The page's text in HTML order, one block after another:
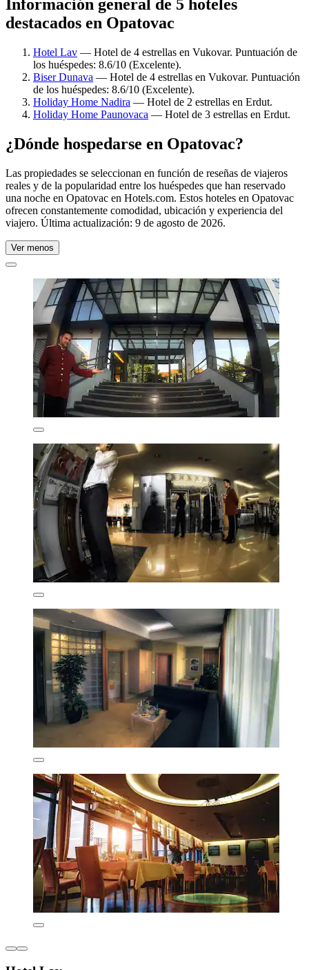
Información general de 5 hoteles
destacados en Opatovac
Hotel Lav — Hotel de 4 estrellas en Vukovar. Puntuación de
los huéspedes: 8.6/10 (Excelente).
Biser Dunava — Hotel de 4 estrellas en Vukovar. Puntuación
de los huéspedes: 8.6/10 (Excelente).
Holiday Home Nadira — Hotel de 2 estrellas en Erdut.
Holiday Home Paunovaca — Hotel de 3 estrellas en Erdut.
¿Dónde hospedarse en Opatovac?
Las propiedades se seleccionan en función de reseñas de viajeros
reales y de la popularidad entre los huéspedes que han reservado
una noche en Opatovac en Hotels.com. Estos hoteles en Opatovac
ofrecen constantemente comodidad, ubicación y experiencia del
viajero. Última actualización: 9 de agosto de 2026.
Ver menos